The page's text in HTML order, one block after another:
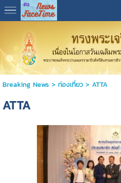
Breaking News > ท่องเที่ยว> ATTA
ATTA